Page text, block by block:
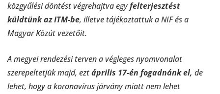
közgyűlési döntést végrehajtva egyfelterjesztést
küldtünk az ITM-be, illetve tájékoztattuk a NIF és a
Magyar Közút vezetőit.
A megyei rendezési terven a végleges nyomvonalat
szerepeltetjük majd, eztáprilis 17-én fogadnánk el, de
lehet, hogy a koronavírus járvány miatt nem lehet